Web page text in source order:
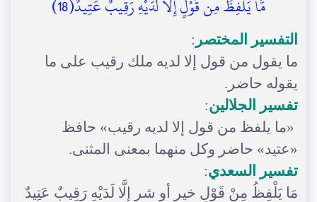
مَّا يَلْفِظُ مِن قَوْلٍ إِلَّا لَدَيْهِ رَقِيبٌ عَتِيدٌ(18)
التفسير المختصر :
ما يقول من قول إلا لديه ملك رقيب على ما
يقوله حاضر.
تفسير الجلالين:
«ما يلفظ من قول إلا لديه رقيب» حافظ
«عتيد» حاضر وكل منهما بمعنى المثنى.
تفسير السعدي:
مَا يَلْفِظُ مِنْ قَوْلٍ خير أو شر إِلَّا لَدَيْهِ رَقِيبٌ عَتِيدٌ